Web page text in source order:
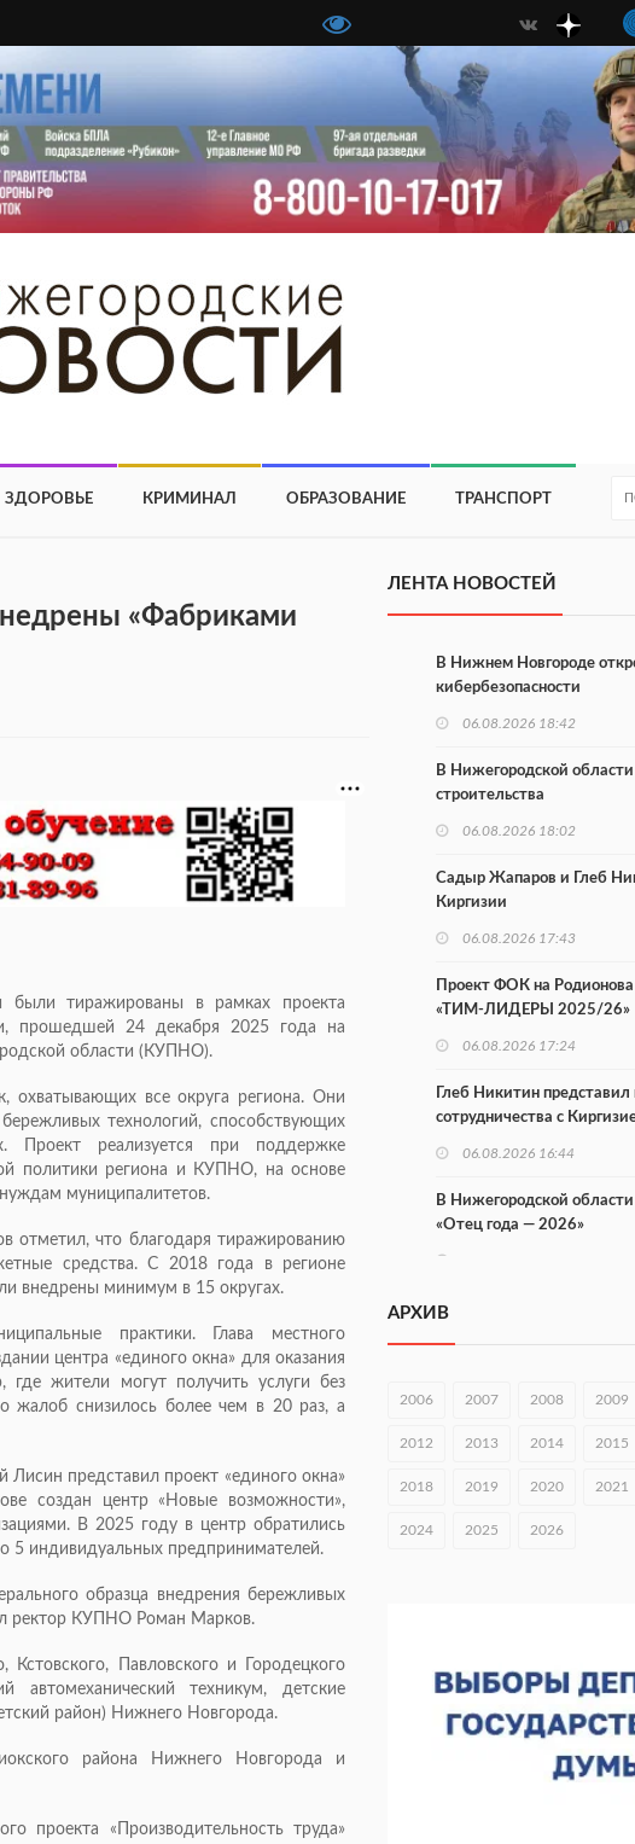
ЗДОРОВЬЕ КРИМИНАЛ ОБРАЗОВАНИЕ ТРАНСПОРТ
«Фабриками
были тиражированы в рамках проекта
прошедшей 24 декабря 2025 года на
области (КУПНО).
охватывающих все округа региона. Они
технологий, способствующих
Проект реализуется при поддержке
политики региона и КУПНО, на основе
муниципалитетов.
отметил, что благодаря тиражированию
средства. С 2018 года в регионе
внедрены минимум в 15 округах.
практики. Глава местного
центра «единого окна» для оказания
где жители могут получить услуги без
жалоб снизилось более чем в 20 раз, а
представил проект «единого окна»
создан центр «Новые возможности»,
В 2025 году в центр обратились
5 индивидуальных предпринимателей.
образца внедрения бережливых
ректор КУПНО Роман Марков.
Павловского и Городецкого
техникум, детские
район) Нижнего Новгорода.
района Нижнего Новгорода и
проекта «Производительность труда»
ЛЕНТА НОВОСТЕЙ
В Нижнем Новгороде
кибербезопасности
06.08.2026 18:42
В Нижегородской
строительства
06.08.2026 18:02
Садыр Жапаров и Глеб
Киргизии
06.08.2026 17:43
Проект ФОК на
«ТИМ-ЛИДЕРЫ 2025/26»
06.08.2026 17:24
Глеб Никитин представил
сотрудничества с
06.08.2026 16:44
В Нижегородской области
«Отец года — 2026»
Городец подписал
вырос в 1,9 раза
В Нижнем Новгороде
06.08.2026 15:26
Видели ночь, бежали всю
Нижневолжской
АРХИВ
2006 2007 2008 2009
2012 2013 2014 2015
2018 2019 2020 2021
2024 2025 2026